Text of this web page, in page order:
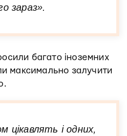
зараз».
багато іноземних
максимально залучити
цікавлять і одних,